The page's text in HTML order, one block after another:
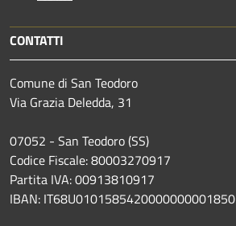
CONTATTI
Comune di San Teodoro
Via Grazia Deledda, 31
07052 - San Teodoro (SS)
Codice Fiscale: 80003270917
Partita IVA: 00913810917
IBAN: IT68U0101585420000000001850